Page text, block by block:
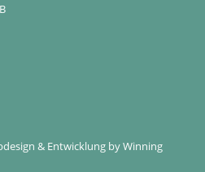
& Entwicklung byWinning